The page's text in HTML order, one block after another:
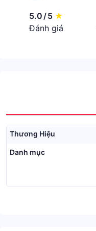
5.0/5 ★
Đánh giá
Thương Hiệu
Danh mục